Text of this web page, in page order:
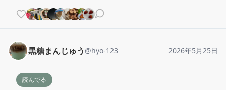
黒糖まんじゅう @hyo-123 2026年5月25日
読んでる